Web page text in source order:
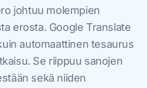
johtuu molempien
erosta. Google Translate
automaattinen tesaurus
Se riippuu sanojen
sekä niiden